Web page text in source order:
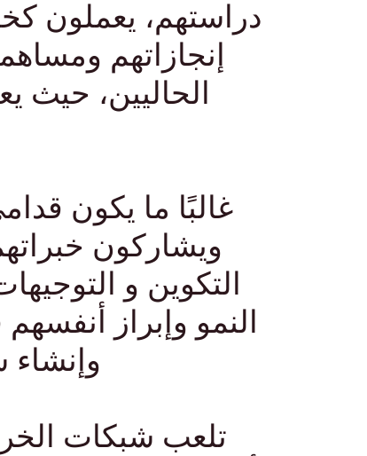
دراستهم، يعملون
إنجازاتهم
الحاليين، حيث
غالبًا ما يكون
ويشاركون
التكوين و
النمو وإبراز
وإنشاء
تلعب شبكات